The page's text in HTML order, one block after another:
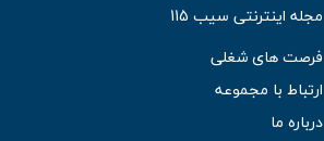
مجله اینترنتی سیب 115
فرصت های شغلی
ارتباط با مجموعه
درباره ما